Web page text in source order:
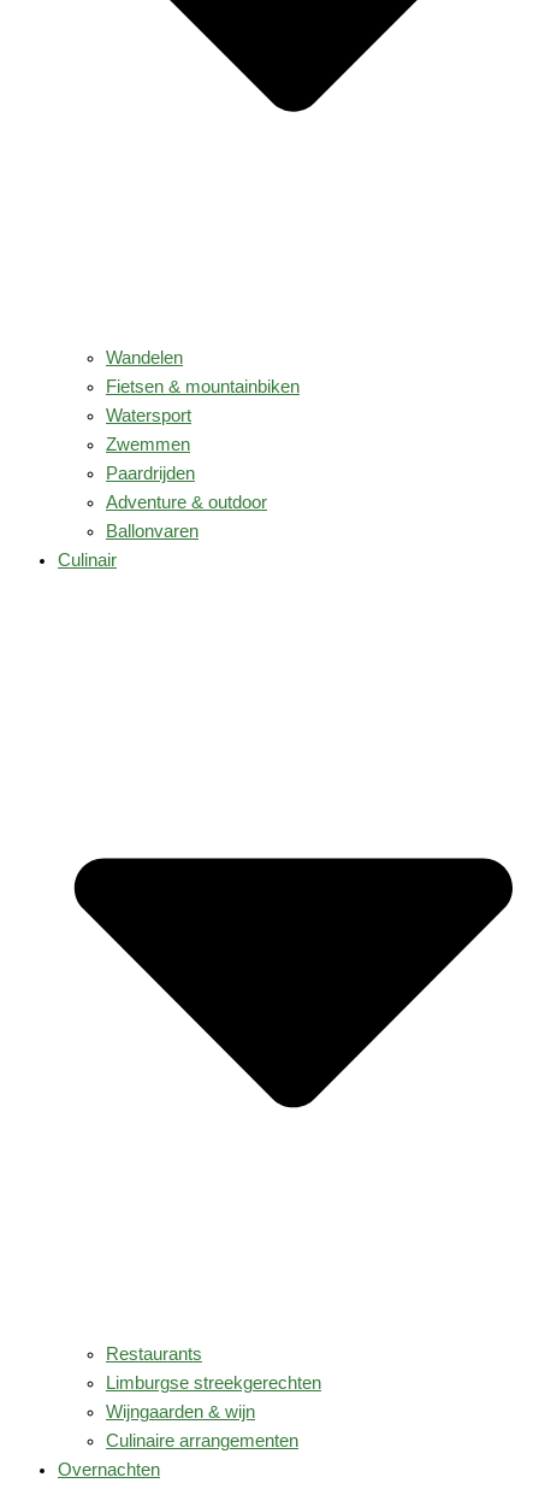
Wandelen
Fietsen & mountainbiken
Watersport
Zwemmen
Paardrijden
Adventure & outdoor
Ballonvaren
Culinair
Restaurants
Limburgse streekgerechten
Wijngaarden & wijn
Culinaire arrangementen
Overnachten